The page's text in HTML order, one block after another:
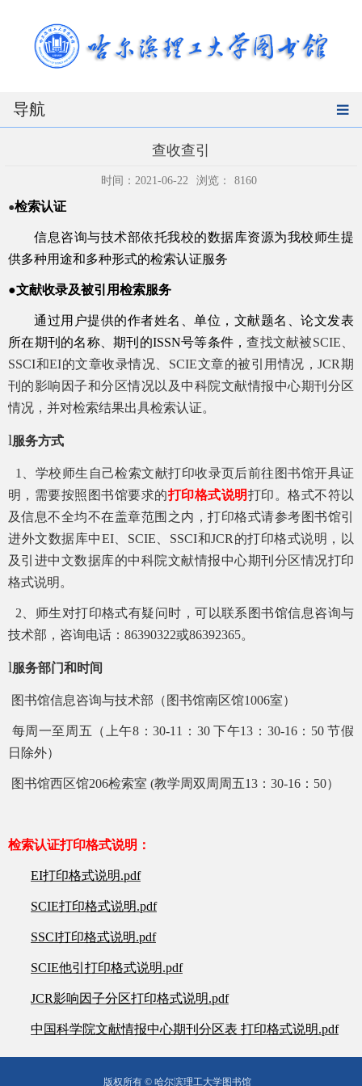
导航
查收查引
时间：2021-06-22 浏览： 8160
●检索认证
信息咨询与技术部依托我校的数据库资源为我校师生提
供多种用途和多种形式的检索认证服务
●文献收录及被引用检索服务
通过用户提供的作者姓名、单位，文献题名、论文发表
所在期刊的名称、期刊的ISSN号等条件，查找文献被SCIE、
SSCI和EI的文章收录情况 SCIE文章的被引用情况，JCR期
刊的影响因子和分区情况以及中科院文献情报中心期刊分区
情况， 并对检索结果出具检索认证。
l 服务方式
1、学校师生自己检索文献打印收录页后前往 图书馆开具证
明，需要按照图书馆要求的打印格式说明打印 。格式不符以
及信息不全均不在盖章范围之内，打印格式请参考图书馆引
进外文数据库中EI、 SCIE SSCI和JCR的打印格式说明，以
及引进中文数据库的中科院文献情报中心期刊分区情况打印
格式说明 。
2、 师生对打印格式有疑问时 ，可以联系图书馆信息咨询与
技术部 ， 咨询电话： 86390322或86392365。
l 服务部门和时间
图书馆信息咨询与技术部（ 图书馆南区馆1006室）
每周一至周五（上午8：30-11：30 下午13：30-16： 50 节假
日除外）
图书馆西区馆206检索室 (教学周双周周五13：30-16：50）
检索认证打印格式说明 ：
EI打印格式说明.pdf
SCIE打印格式说明.pdf
SSCI打印格式说明.pdf
SCIE他引打印格式说明.pdf
JCR影响因子分区打印格式说明.pdf
中国科学院文献情报中心期刊分区表 打印格式说明.pdf
版权所有 © 哈尔滨理工大学图书馆